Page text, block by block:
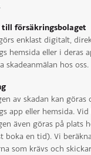
till försäkringsbolaget
enklast digitalt,
hemsida eller i deras
skadeanmälan hos oss.
av skadan kan
app eller hemsida. Vid
även göras på plats
boka en tid). Vi
som krävs och